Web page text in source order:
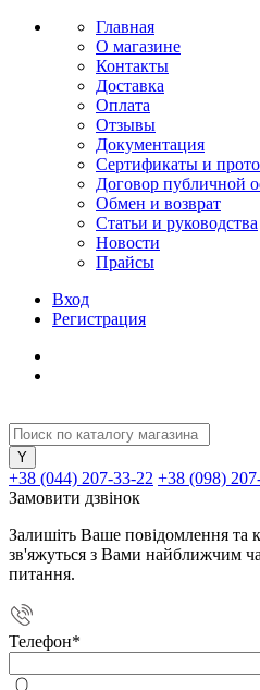
Главная
О магазине
Контакты
Доставка
Оплата
Отзывы
Документация
Сертификаты и
Договор публичной
Обмен и возврат
Статьи и руководства
Новости
Прайсы
Вход
Регистрация
+38 (044) 207-33-22 +38 (098)
Замовити дзвінок
Залишіть Ваше повідомлення та
зв'яжуться з Вами найближчим
питання.
Телефон*